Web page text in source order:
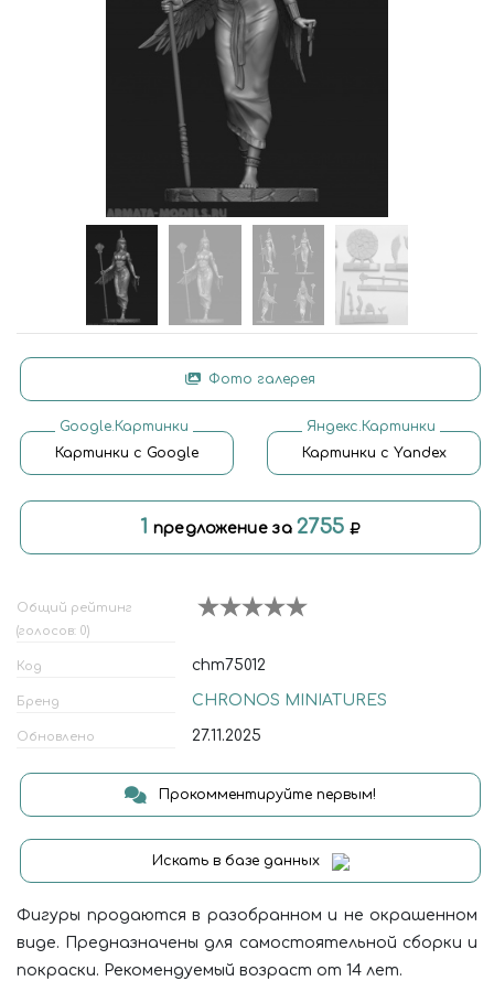
Фото галерея
Google.Картинки
Картинки с Google
Яндекс.Картинки
Картинки с Yandex
1 предложение за 2755
Общий рейтинг
(голосов: 0)
Код chm75012
Бренд CHRONOS MINIATURES
Обновлено 27.11.2025
Прокомментируйте первым!
Искать в базе данных
Фигуры продаются в разобранном и не окрашенном
виде. Предназначены для самостоятельной сборки и
покраски. Рекомендуемый возраст от 14 лет.